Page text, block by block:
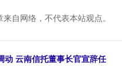
自网络，不代表本站观点。
动 云南信托董事长官宣辞任